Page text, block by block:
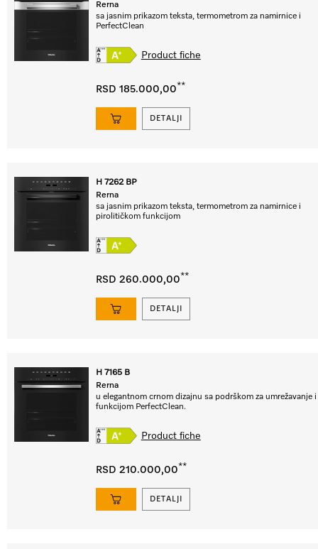
Rerna
sa jasnim prikazom teksta, termometrom za namirnice i
PerfectClean
Product fiche
RSD 185.000,00**
DETALJI
H 7262 BP
Rerna
sa jasnim prikazom teksta, termometrom za namirnice i
pirolitičkom funkcijom
RSD 260.000,00**
DETALJI
H 7165 B
Rerna
u elegantnom crnom dizajnu sa podrškom za umrežavanje i
funkcijom PerfectClean.
Product fiche
RSD 210.000,00**
DETALJI